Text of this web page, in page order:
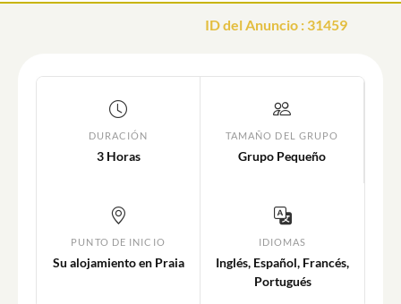
ID del Anuncio : 31459
DURACIÓN
3 Horas
TAMAÑO DEL GRUPO
Grupo Pequeño
PUNTO DE INICIO
Su alojamiento en Praia
IDIOMAS
Inglés, Español, Francés,
Portugués